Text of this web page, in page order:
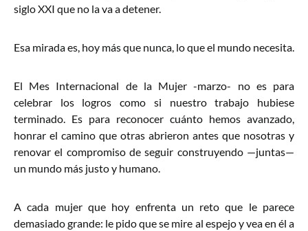
siglo XXI que no la va a detener.
Esa mirada es, hoy más que nunca, lo que el mundo necesita.
El Mes Internacional de la Mujer -marzo- no es para
celebrar los logros como si nuestro trabajo hubiese
terminado. Es para reconocer cuánto hemos avanzado,
honrar el camino que otras abrieron antes que nosotras y
renovar el compromiso de seguir construyendo —juntas—
un mundo más justo y humano.
A cada mujer que hoy enfrenta un reto que le parece
demasiado grande: le pido que se mire al espejo y vea en él a